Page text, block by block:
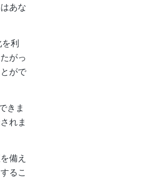
あな
利
がっ
がで
きま
れま
備え
るこ